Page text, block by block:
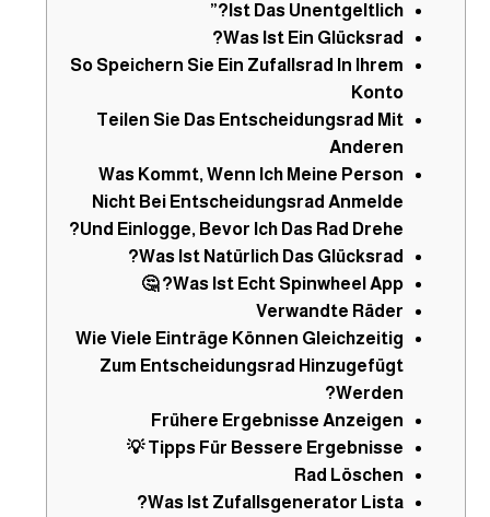
Ist Das Unentgeltlich?”
Was Ist Ein Glücksrad?
So Speichern Sie Ein Zufallsrad In Ihrem
Konto
Teilen Sie Das Entscheidungsrad Mit
Anderen
Was Kommt, Wenn Ich Meine Person
Nicht Bei Entscheidungsrad Anmelde
Und Einlogge, Bevor Ich Das Rad Drehe?
Was Ist Natürlich Das Glücksrad?
Was Ist Echt Spinwheel App? 🤔
Verwandte Räder
Wie Viele Einträge Können Gleichzeitig
Zum Entscheidungsrad Hinzugefügt
Werden?
Frühere Ergebnisse Anzeigen
Tipps Für Bessere Ergebnisse 💡
Rad Löschen
Was Ist Zufallsgenerator Lista?